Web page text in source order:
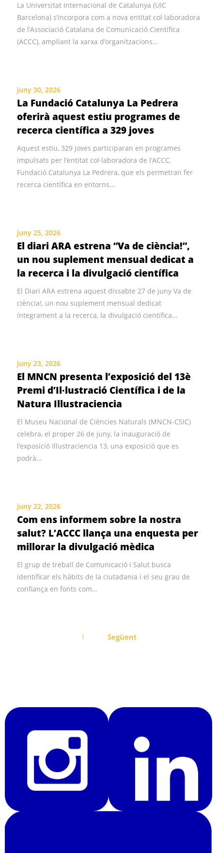
La Universitat Internacional de Catalunya (UIC
Barcelona) s’incorpora com a nova entitat col·laboradora
de l’Associació Catalana de Comunicació Científica
(ACCC), ampliant la xarxa d’organitzacions…
juny 30, 2026
La Fundació Catalunya La Pedrera
oferirà aquest estiu programes de
recerca científica a 329 joves
Aquest estiu, 329 joves participaran en programes
impulsats per l’entitat col·laboradora de l’ACCC,
Fundació Catalunya La Pedrera, que els permetran fer
recerca científica en entorns…
juny 25, 2026
El diari ARA estrena “Va de ciència!”,
un nou suplement mensual dedicat a
la recerca i la divulgació científica
El Diari ARA estrena aquest dissabte 27 de juny Va de
ciència!, un nou suplement mensual dedicat
íntegrament a la recerca, la divulgació científica…
juny 23, 2026
El MNCN presenta l’exposició del 13è
Premi d’Il·lustració Científica i de la
Natura Illustraciencia
El Museu Nacional de Ciències Naturals (MNCN-CSIC)
celebra, el proper 26 de juny, la inauguració de
l’exposició Illustraciencia 13, una exposició que es
podrà…
juny 22, 2026
Com ens informem sobre la nostra
salut? L’ACCC llança una enquesta per
millorar la divulgació mèdica
El grup de treball de Comunicació i Salut busca
identificar els hàbits de la ciutadania i el seu grau de
confiança en fonts com…
d'entrades
1 Següent